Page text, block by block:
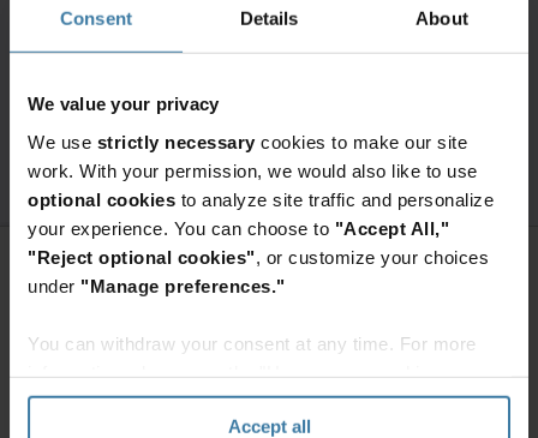
Consent Details About
We value your privacy
We use strictly necessary cookies to make our site
work. With your permission, we would also like to use
optional cookies to analyze site traffic and personalize
your experience. You can choose to "Accept All,"
"Reject optional cookies" , or customize your choices
under "Manage preferences."
You can withdraw your consent at any time. For more
section" of ourPrivacy Policy.
Accept all
Innovative Lösungen – Neue Wege in der
Smartphone-Reinvestition
Praxiseinblick: Wie Sie echten Mehrwert
schaffen
A rendering error occurred:Loading chunk 432 failed.
(missing:
https://resources.ironmountain.com/_next/static/
Füllen Sie das nachfolgende
Kontaktformular aus, um auf den
vollständigen Inhalt zuzugreifen.